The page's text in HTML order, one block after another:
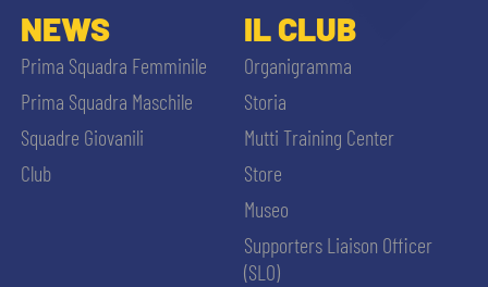
NEWS
Prima Squadra Femminile
Prima Squadra Maschile
Squadre Giovanili
Club
IL CLUB
Organigramma
Storia
Mutti Training Center
Store
Museo
Supporters Liaison Officer
(SLO)
ACCETTA E SALVA